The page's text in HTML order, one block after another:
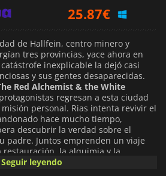
25.87€
34.59€
de Hallfein, centro minero y
tres provincias, yace ahora en
inexplicable la dejó casi
y sus gentes desaparecidas.
Red Alchemist & the White
regresan a esta ciudad
personal. Rias intenta revivir el
hace mucho tiempo,
descubrir la verdad sobre el
padre. Juntos emprenden un viaje
restauración, la alquimia y la
Seguir leyendo